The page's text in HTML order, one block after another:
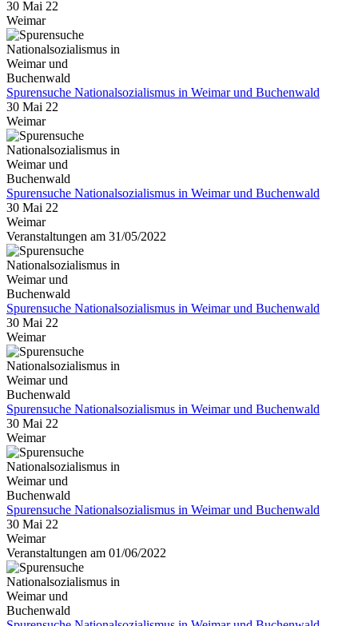
30 Mai 22
Weimar
Spurensuche Nationalsozialismus in Weimar und Buchenwald
30 Mai 22
Weimar
Spurensuche Nationalsozialismus in Weimar und Buchenwald
30 Mai 22
Weimar
Veranstaltungen am 31/05/2022
Spurensuche Nationalsozialismus in Weimar und Buchenwald
30 Mai 22
Weimar
Spurensuche Nationalsozialismus in Weimar und Buchenwald
30 Mai 22
Weimar
Spurensuche Nationalsozialismus in Weimar und Buchenwald
30 Mai 22
Weimar
Veranstaltungen am 01/06/2022